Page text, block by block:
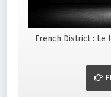
French District :